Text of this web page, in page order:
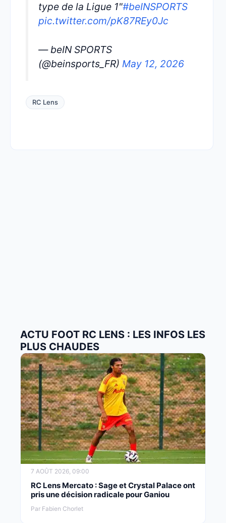
type de la Ligue 1"#beINSPORTS
pic.twitter.com/pK87REy0Jc
— beIN SPORTS
(@beinsports_FR) May 12, 2026
RC Lens
ACTU FOOT RC LENS : LES INFOS LES
PLUS CHAUDES
7 AOÛT 2026, 09:00
RC Lens Mercato : Sage et Crystal Palace ont
pris une décision radicale pour Ganiou
Par Fabien Chorlet